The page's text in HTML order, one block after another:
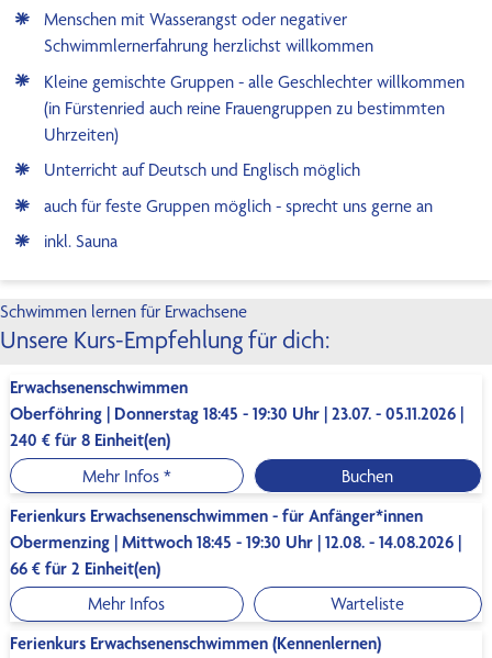
Menschen mit Wasserangst oder negativer
Schwimmlernerfahrung herzlichst willkommen
Kleine gemischte Gruppen - alle Geschlechter willkommen
(in Fürstenried auch reine Frauengruppen zu bestimmten
Uhrzeiten)
Unterricht auf Deutsch und Englisch möglich
auch für feste Gruppen möglich - sprecht uns gerne an
inkl. Sauna
Schwimmen lernen für Erwachsene
Unsere Kurs-Empfehlung für dich:
Erwachsenenschwimmen
Oberföhring | Donnerstag 18:45 - 19:30 Uhr | 23.07. - 05.11.2026 |
240 € für 8 Einheit(en)
Mehr Infos *
Buchen
Ferienkurs Erwachsenenschwimmen - für Anfänger*innen
Obermenzing | Mittwoch 18:45 - 19:30 Uhr | 12.08. - 14.08.2026 |
66 € für 2 Einheit(en)
Mehr Infos
Warteliste
Ferienkurs Erwachsenenschwimmen (Kennenlernen)